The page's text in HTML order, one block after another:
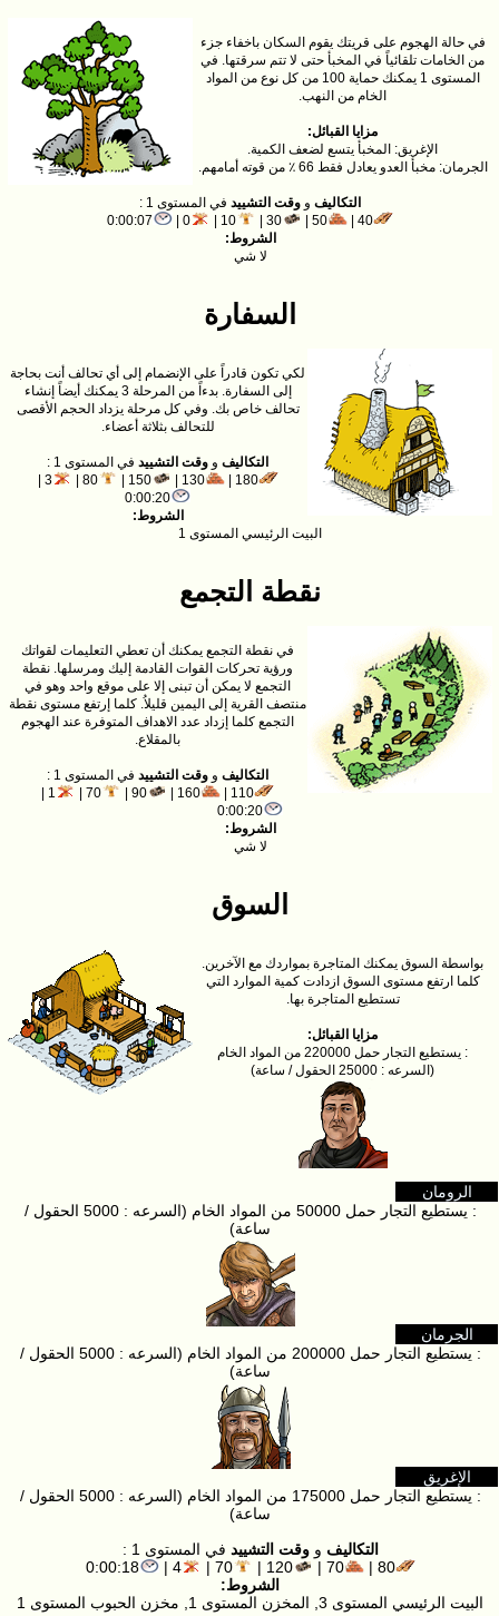
في حالة الهجوم على قريتك يقوم السكان باخفاء جزء
من الخامات تلقائياً في المخبأ حتى لا تتم سرقتها. في
المستوى 1 يمكنك حماية 100 من كل نوع من المواد
الخام من النهب.
مزايا القبائل:
الإغريق: المخبأ يتسع لضعف الكمية.
الجرمان: مخبأ العدو يعادل فقط 66 ٪ من قوته أمامهم.
التكاليف و وقت التشييد في المستوى 1 :
40 |
50 |
30 |
10 |
0 |
0:00:07
الشروط:
لا شي
السفارة
لكي تكون قادراً على الإنضمام إلى أي تحالف أنت بحاجة
إلى السفارة. بدءاً من المرحلة 3 يمكنك أيضاً إنشاء
تحالف خاص بك. وفي كل مرحلة يزداد الحجم الأقصى
للتحالف بثلاثة أعضاء.
التكاليف و وقت التشييد في المستوى 1 :
180 |
130 |
150 |
80 |
3 |
0:00:20
الشروط:
البيت الرئيسي المستوى 1
نقطة التجمع
في نقطة التجمع يمكنك أن تعطي التعليمات لقواتك
ورؤية تحركات القوات القادمة إليك ومرسلها. نقطة
التجمع لا يمكن أن تبنى إلا على موقع واحد وهو في
منتصف القرية إلى اليمين قليلاُ. كلما إرتفع مستوى نقطة
التجمع كلما إزداد عدد الاهداف المتوفرة عند الهجوم
بالمقلاع.
التكاليف و وقت التشييد في المستوى 1 :
110 |
160 |
90 |
70 |
1 |
0:00:20
الشروط:
لا شي
السوق
بواسطة السوق يمكنك المتاجرة بمواردك مع الآخرين.
كلما ارتفع مستوى السوق ازدادت كمية الموارد التي
تستطيع المتاجرة بها.
مزايا القبائل:
: يستطيع التجار حمل 220000 من المواد الخام
(السرعه : 25000 الحقول / ساعة)
الرومان
: يستطيع التجار حمل 50000 من المواد الخام (السرعه : 5000 الحقول /
ساعة)
الجرمان
: يستطيع التجار حمل 200000 من المواد الخام (السرعه : 5000 الحقول /
ساعة)
الإغريق
: يستطيع التجار حمل 175000 من المواد الخام (السرعه : 5000 الحقول /
ساعة)
التكاليف ووقت التشييد في المستوى 1 :
80 |
70 |
120 |
70 |
4 |
0:00:18
الشروط:
البيت الرئيسي المستوى 3, المخزن المستوى 1, مخزن الحبوب المستوى 1